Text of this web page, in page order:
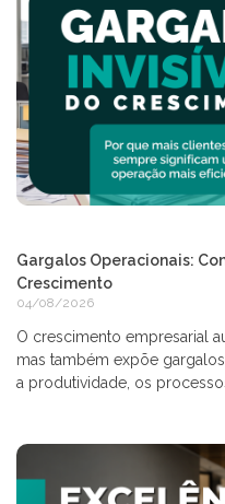
Gargalos Operacionais:
Crescimento
04/08/2026
O crescimento empresarial
mas também expõe
a produtividade, os